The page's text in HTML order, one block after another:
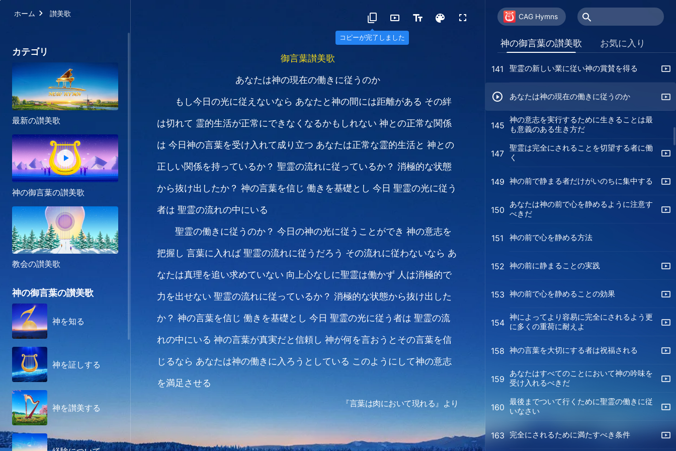
ホーム 讃美歌
コピーが完了しました
カテゴリ
最新の讃美歌
神の御言葉の讃美歌
教会の讃美歌
神の御言葉の讃美歌
神を知る
神を証しする
神を讃美する
御言葉讃美歌
あなたは神の現在の働きに従うのか
もし今日の光に従えないなら あなたと神の間には距離がある その絆
は切れて 霊的生活が正常にできなくなるかもしれない 神との正常な関係
は 今日神の言葉を受け入れて成り立つ あなたは正常な霊的生活と 神との
正しい関係を持っているか？ 聖霊の流れに従っているか？ 消極的な状態
から抜け出したか？ 神の言葉を信じ 働きを基礎とし 今日 聖霊の光に従う
者は 聖霊の流れの中にいる
聖霊の働きに従うのか？ 今日の神の光に従うことができ 神の意志を
把握し 言葉に入れば聖霊の流れに従うだろう その流れに従わないなら あ
なたは真理を追い求めていない 向上心なしに聖霊は働かず 人は消極的で
力を出せない 聖霊の流れに従っているか？ 消極的な状態から抜け出した
か？ 神の言葉を信じ 働きを基礎とし 今日 聖霊の光に従う者は 聖霊の流
れの中にいる 神の言葉が真実だと信頼し 神が何を言おうとその言葉を信
じるなら あなたは神の働きに入ろうとしている このようにして神の意志
を満足させる
『言葉は肉において現れる』より
CAG Hymns
神の御言葉の讃美歌 お気に入り
139 真の祈りの効果
140 の心にあることを話しなさい
141 聖霊の新しい業に従い神の賞賛を得る
あなたは神の現在の働きに従うのか
145
神の意志を実行するために生きることは最
も意義のある生き方だ
147
聖霊は完全にされることを切望する者に働
く
149 神の前で静まる者だけがいのちに集中する
150
あなたは神の前で心を静めるように注意す
べきだ
151 神の前で心を静める方法
152 神の前に静まることの実践
153 神の前で心を静めることの効果
154
神によってより容易に完全にされるよう更
に多くの重荷に耐えよ
158 神の言葉を大切にする者は祝福される
159
あなたはすべてのことにおいて神の吟味を
受け入れるべきだ
160
最後までついて行くために聖霊の働きに従
いなさい
163 完全にされるために満たすべき条件